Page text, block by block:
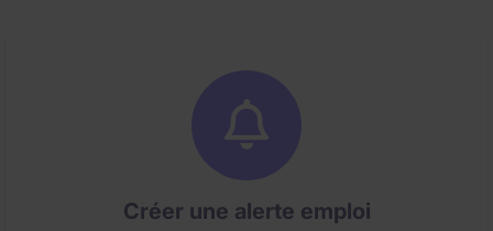
Créer une alerte emploi